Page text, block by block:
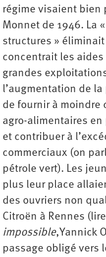
régime visaient bien
Monnet de 1946. La
structures »
concentrait les
grandes
l’augmentation de
de fournir à moindre
agro-alimentaires
et contribuer à
commerciaux (on
pétrole vert). Les
plus leur place
des ouvriers non
Citroën à Rennes
impossible,Yannick
passage obligé vers